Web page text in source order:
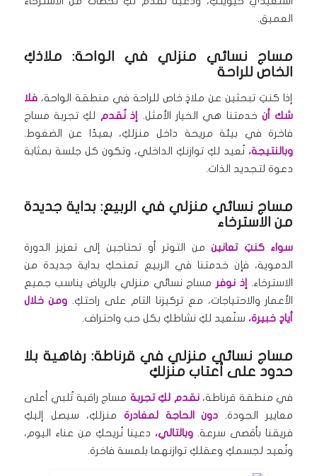
العميق.
مساج نسائي منزلي في الواحة: ملاذكِ
الخاص للراحة
إذا كنتِ تبحثين عن ملاذٍ خاص للراحة في منطقة الواحة،فلا
شك أنخدمتنا هي الخيار الأمثل. إذ نُقدم
لكِ تجربة مساج
فاخرة في بيئة مريحة داخل منزلكِ، بعيدًا عن الضغوط.
وبالنتيجة، نُعيد لكِ توازنكِ الداخلي، وتكون كل جلسة بمثابة
دعوة لتجديد الذات.
مساج نسائي منزلي في الربيع: بداية جديدة
من الاسترخاء
سواء كنتِ تعانينمن التوتر أو تحتاجين إلى تعزيز الدورة
الدموية، فإن خدمتنا في الربيع تمنحكِ بداية جديدة من
الاسترخاء. إذ نوفر مساج نسائي منزلي بالرياض يناسب جميع
الأعمار والاحتياجات، مع تركيزنا التام على راحتكِ. ومن خلال
أيادٍ خبيرة،سنُعيد لكِ نشاطكِ بكل حب واحتراف.
مساج نسائي منزلي في قرناطة: رفاهية بلا
حدود على أعتاب منزلكِ
في منطقة قرناطة،نقدم لكِ تجربة مساج راقية تُلبي أعلى
معايير الجودة. دون الحاجة لمغادرة منزلكِ، سيصل إليكِ
فريقنا بأقصى سرعة. وبالتالي، دعينا نُريحكِ من عناء اليوم،
ونُعيد لجسمكِ وعقلكِ توازنهما بلمسة فاخرة.